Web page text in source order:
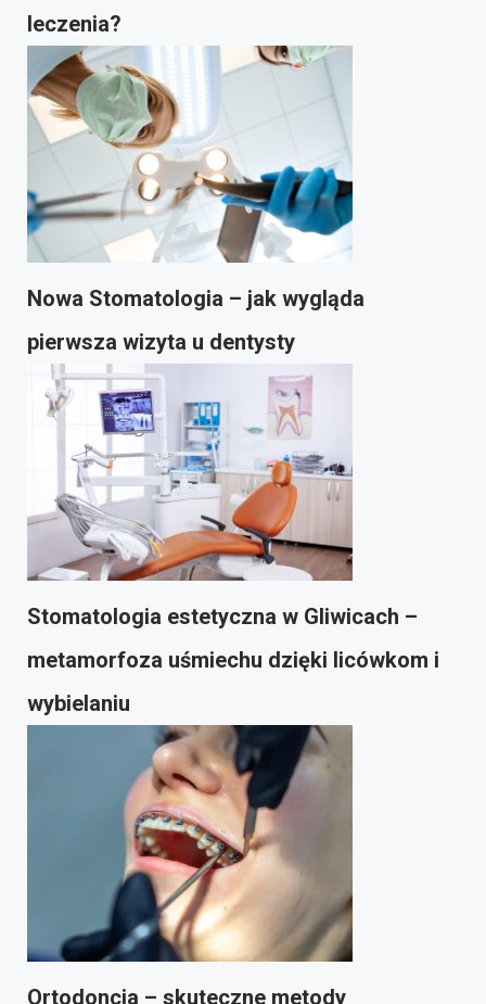
leczenia?
Nowa Stomatologia – jak wygląda
pierwsza wizyta u dentysty
Stomatologia estetyczna w Gliwicach –
metamorfoza uśmiechu dzięki licówkom i
wybielaniu
Ortodoncja – skuteczne metody